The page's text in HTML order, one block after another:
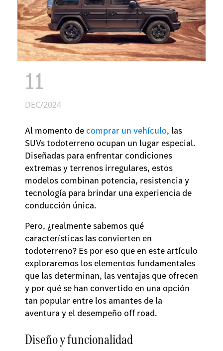
11
DEC/2024
Al momento de comprar un vehículo, las
SUVs todoterreno ocupan un lugar especial.
Diseñadas para enfrentar condiciones
extremas y terrenos irregulares, estos
modelos combinan potencia, resistencia y
tecnología para brindar una experiencia de
conducción única.
Pero, ¿realmente sabemos qué
características las convierten en
todoterreno? Es por eso que en este artículo
exploraremos los elementos fundamentales
que las determinan, las ventajas que ofrecen
y por qué se han convertido en una opción
tan popular entre los amantes de la
aventura y el desempeño off road.
Diseño y funcionalidad